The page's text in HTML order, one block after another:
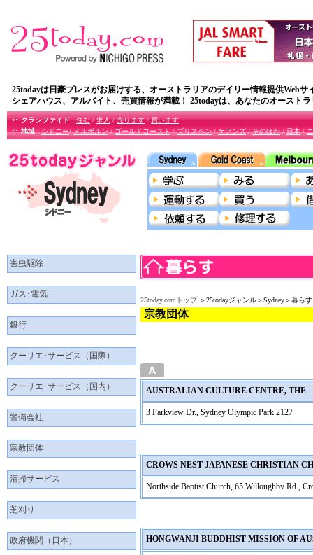
25todayは日豪プレスがお届けする、オーストラリアのデイリー情報提供Webサ
シェアハウス、アルバイト、売買情報が満載！ 25todayは、あなたのオースト
クラシファイド:住む/求人/売ります/買います
地域:シドニー/メルボルン/ゴールドコースト/ブリスペン/ケアンズ/そのほか/日本/
害虫駆除
ガス･電気
銀行
クーリエ･サービス（国際）
クーリエ･サービス（国内）
警備会社
宗教団体
清掃サービス
芝刈り
政府機関（日本）
25today.comトップ＞25todayジャンル＞Sydney＞暮ら
宗教団体
AUSTRALIAN CULTURE CENTRE, THE
3 Parkview Dr., Sydney Olympic Park 2127
CROWS NEST JAPANESE CHRISTIAN
Northside Baptist Church, 65 Willoughby Rd.,
HONGWANJI BUDDHIST MISSION OF